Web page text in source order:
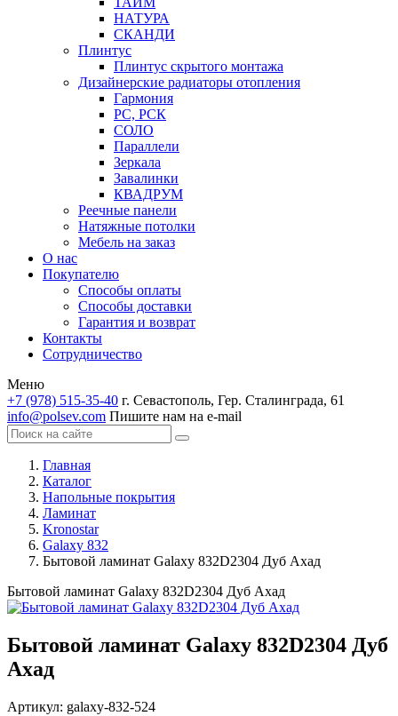
НАТУРА
СКАНДИ
Плинтус
Плинтус скрытого монтажа
Дизайнерские радиаторы отопления
Гармония
РС, РСК
СОЛО
Параллели
Зеркала
Завалинки
КВАДРУМ
Реечные панели
Натяжные потолки
Мебель на заказ
О нас
Покупателю
Способы оплаты
Способы доставки
Гарантия и возврат
Контакты
Сотрудничество
Меню
+7 (978) 515-35-40 г. Севастополь, Гер. Сталинграда, 61
info@polsev.com Пишите нам на e-mail
Главная
Каталог
Напольные покрытия
Ламинат
Kronostar
Galaxy 832
Бытовой ламинат Galaxy 832D2304 Дуб Ахад
Бытовой ламинат Galaxy 832D2304 Дуб Ахад
Бытовой ламинат Galaxy 832D2304 Дуб
Ахад
Артикул: galaxy-832-524